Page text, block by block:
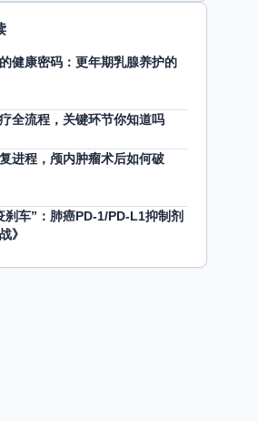
健康密码：更年期乳腺养护的
全流程，关键环节你知道吗
进程，颅内肿瘤术后如何破
刹车”：肺癌PD-1/PD-L1抑制剂
》